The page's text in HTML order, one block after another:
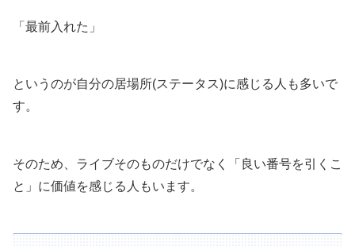
「最前入れた」
というのが自分の居場所(ステータス)に感じる人も多いで
す。
そのため、ライブそのものだけでなく「良い番号を引くこ
と」に価値を感じる人もいます。